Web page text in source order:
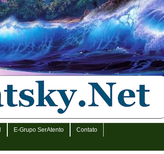
E-Grupo SerAtento Contato